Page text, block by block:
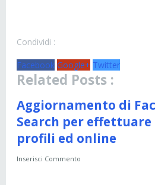
Condividi :
Facebook Google+ Twitter
Related Posts :
Aggiornamento di
Search per
profili ed online
Inserisci Commento